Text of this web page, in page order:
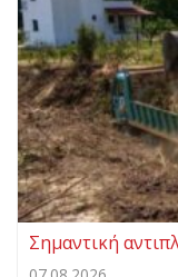
Σημαντική